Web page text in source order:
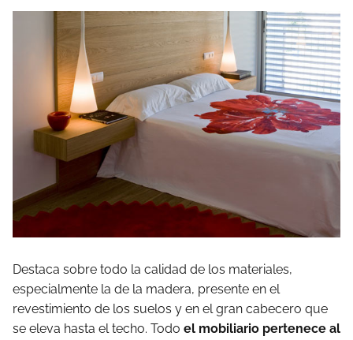
Destaca sobre todo la calidad de los materiales,
especialmente la de la madera, presente en el
revestimiento de los suelos y en el gran cabecero que
se eleva hasta el techo. Todo el mobiliario pertenece al